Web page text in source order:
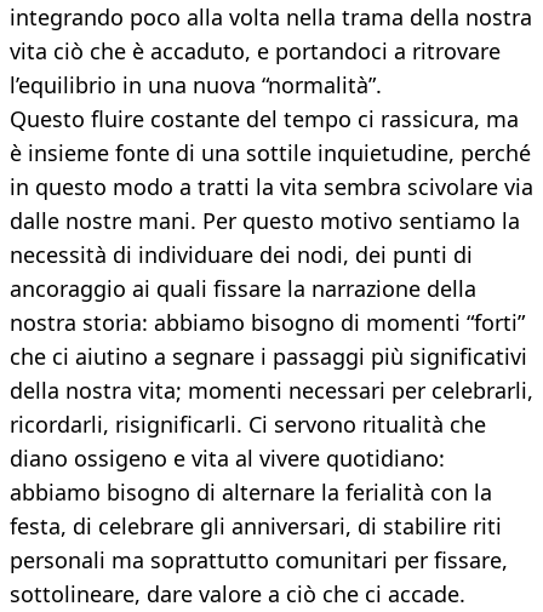
integrando poco alla volta nella trama della nostra
vita ciò che è accaduto, e portandoci a ritrovare
l’equilibrio in una nuova “normalità”.
Questo fluire costante del tempo ci rassicura, ma
è insieme fonte di una sottile inquietudine, perché
in questo modo a tratti la vita sembra scivolare via
dalle nostre mani. Per questo motivo sentiamo la
necessità di individuare dei nodi, dei punti di
ancoraggio ai quali fissare la narrazione della
nostra storia: abbiamo bisogno di momenti “forti”
che ci aiutino a segnare i passaggi più significativi
della nostra vita; momenti necessari per celebrarli,
ricordarli, risignificarli. Ci servono ritualità che
diano ossigeno e vita al vivere quotidiano:
abbiamo bisogno di alternare la ferialità con la
festa, di celebrare gli anniversari, di stabilire riti
personali ma soprattutto comunitari per fissare,
sottolineare, dare valore a ciò che ci accade.